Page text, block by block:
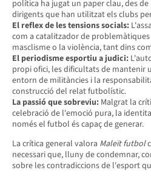
política ha jugat un paper clau, des
dirigents que han utilitzat els clubs
El reflex de les tensions socials:
com a catalitzador de problemàtiques
masclisme o la violència, tant dins
El periodisme esportiu a judici:
propi ofici, les dificultats de mantenir
entorn de militàncies i la
construcció del relat futbolístic.
La passió que sobreviu: Malgrat la
celebració de l'emoció pura, la
només el futbol és capaç de generar.
La crítica general valora Maleït futbol
necessari que, lluny de condemnar,
sobre les contradiccions de l'esport